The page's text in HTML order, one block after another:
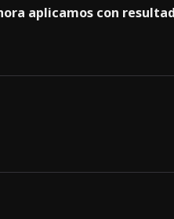
aplicamos con